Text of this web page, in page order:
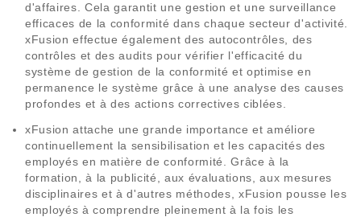
d'affaires. Cela garantit une gestion et une surveillance
efficaces de la conformité dans chaque secteur d'activité.
xFusion effectue également des autocontrôles, des
contrôles et des audits pour vérifier l'efficacité du
système de gestion de la conformité et optimise en
permanence le système grâce à une analyse des causes
profondes et à des actions correctives ciblées.
xFusion attache une grande importance et améliore
continuellement la sensibilisation et les capacités des
employés en matière de conformité. Grâce à la
formation, à la publicité, aux évaluations, aux mesures
disciplinaires et à d'autres méthodes, xFusion pousse les
employés à comprendre pleinement à la fois les